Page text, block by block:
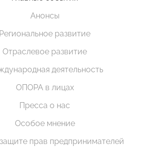
Анонсы
Региональное развитие
Отраслевое развитие
деятельность
ОПОРА в лицах
Пресса о нас
Особое мнение
прав предпринимателей